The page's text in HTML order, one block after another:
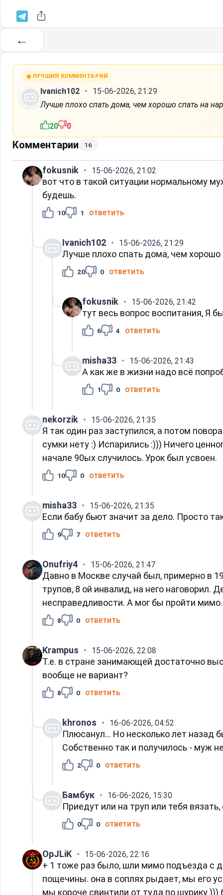
←
ЛУЧШИЙ КОММЕНТАРИЙ
Ivanich102
15-06-2026, 21:29
Лучше плохо спать дома, чем хорошо спать на
20 0
Комментарии 16
fokusnik 15-06-2026, 21:02
вот что в такой ситуации нормальному
будешь.
10 1 ответить
Ivanich102 15-06-2026, 21:29
Лучше плохо спать дома, чем хорошо
20 0 ответить
fokusnik 15-06-2026, 21:42
тут весь вопрос воспитания, Я
6 4 ответить
misha33 15-06-2026, 21:43
А как же в жизни надо всё
1 0 ответить
nekorzik 15-06-2026, 21:35
Я так один раз заступился, а потом
сумки нету :) Испарились :))) Ничего
начале 90ых случилось. Урок был усвоен.
10 0 ответить
misha33 15-06-2026, 21:35
Если бабу бьют значит за дело. Просто
9 7 ответить
Onufriy4 15-06-2026, 21:47
Давно в Москве случай был, примерно в
трупов, 8 ой инвалид, на него наговорил.
несправедливости. А мог бы пройти
8 0 ответить
Krampus 15-06-2026, 22:08
Т.е. в стране занимающей достаточно
вообще не вариант?
8 0 ответить
khronos 16-06-2026, 04:52
Плюсанул... Но несколько лет назад
Собственно так и получилось - муж
2 0 ответить
Бамбук 16-06-2026, 15:30
Приедут или на труп или тебя
0 0 ответить
OpJLiK 15-06-2026, 22:16
+ 1 тоже раз было, шли мимо подъезда с
пощечины. она в соплях рыдает, мы его
мы короче свинтили от туда по шурику